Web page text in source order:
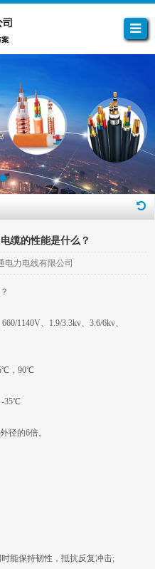
缆的性能是什么？
电力电线有限公司
1140V、1.9/3.3kv、3.6/6kv、
，90℃
-35℃
径的6倍。
能保持韧性，抵抗反复冲击;